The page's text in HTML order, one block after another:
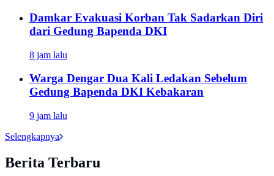
Damkar Evakuasi Korban Tak Sadarkan Diri
dari Gedung Bapenda DKI
8 jam lalu
Warga Dengar Dua Kali Ledakan Sebelum
Gedung Bapenda DKI Kebakaran
9 jam lalu
Selengkapnya
Berita Terbaru